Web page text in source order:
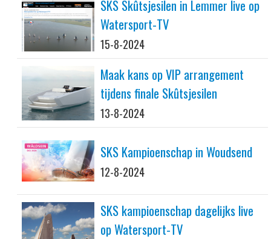
SKS Skûtsjesilen in Lemmer live op
Watersport-TV
15-8-2024
Maak kans op VIP arrangement
tijdens finale Skûtsjesilen
13-8-2024
SKS Kampioenschap in Woudsend
12-8-2024
SKS kampioenschap dagelijks live
op Watersport-TV